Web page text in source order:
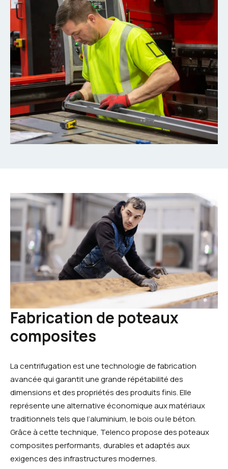
Fabrication de poteaux
composites
La centrifugation est une technologie de fabrication
avancée qui garantit une grande répétabilité des
dimensions et des propriétés des produits finis. Elle
représente une alternative économique aux matériaux
traditionnels tels que l’aluminium, le bois ou le béton.
Grâce à cette technique, Telenco propose des poteaux
composites performants, durables et adaptés aux
exigences des infrastructures modernes.